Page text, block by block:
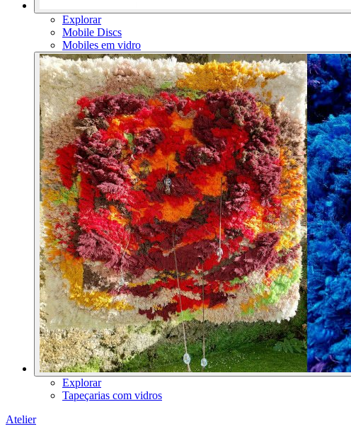
Explorar
Mobile Discs
Mobiles em vidro
Explorar
Tapeçarias com vidros
Atelier